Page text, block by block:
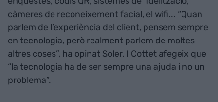
càmeres de reconeixement facial, el wifi... “Quan
parlem de l’experiència del client, pensem sempre
en tecnologia, però realment parlem de moltes
altres coses”, ha opinat Soler. I Cottet afegeix que
“la tecnologia ha de ser sempre una ajuda i no un
problema”.